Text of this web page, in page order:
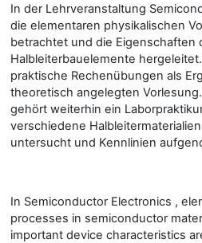
In der Lehrveranstaltung
die elementaren physikalischen
betrachtet und die Eigenschaften
Halbleiterbauelemente
praktische Rechenübungen als
theoretisch angelegten
gehört weiterhin ein
verschiedene
untersucht und Kennlinien
In Semiconductor Electronics ,
processes in semiconductor
important device characteristics